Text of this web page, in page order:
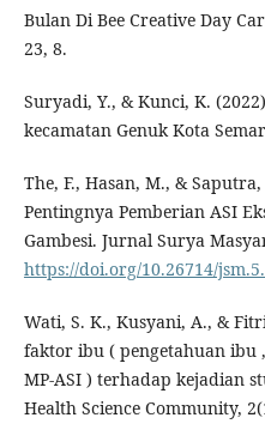
Bulan Di Bee Creative Day
23, 8.
Suryadi, Y., & Kunci, K.
kecamatan Genuk Kota
The, F., Hasan, M., &
Pentingnya Pemberian ASI
Gambesi. Jurnal Surya
https://doi.org/10.26714/
Wati, S. K., Kusyani, A., &
faktor ibu ( pengetahuan ibu
MP-ASI ) terhadap kejadian
Health Science Community,